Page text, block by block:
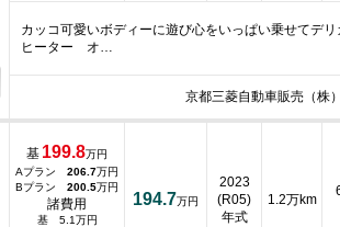
カッコ可愛いボディーに遊び心をいっぱい乗せてデ
ヒーター オ…
京都三菱自動車販売（株
基 199.8万円
Aプラン 206.7万円
Bプラン 200.5万円
諸費用
基 5.1万円
194.7万円
2023
(R05)
年式
1.2万km